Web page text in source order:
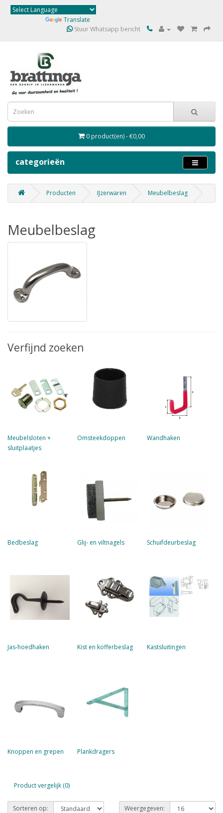
Translate
Stuur Whatsapp bericht
0 product(en) - €0,00
categorieën
Producten IJzerwaren Meubelbeslag
Meubelbeslag
Verfijnd zoeken
Meubelsloten +
sluitplaatjes
Omsteekdoppen Wandhaken
Bedbeslag Glij- en viltnagels Schuifdeurbeslag
Jas-hoedhaken Kist en kofferbeslag Kastsluitingen
Knoppen en grepen Plankdragers
Product vergelijk (0)
Sorteren op: Weergegeven: